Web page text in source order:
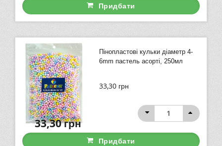
Придбати
Пінопластові кульки діаметр 4-
6mm пастель асорті, 250мл
33,30 грн
33,30грн
Придбати